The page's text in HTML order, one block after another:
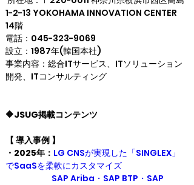
1-2-13 YOKOHAMA INNOVATION CENTER
14階
電話：045-323-9069
設立：1987年(韓国本社)
事業内容：総合ITサービス、ITソリューション
開発、ITコンサルティング
🔶JSUG掲載コンテンツ
【 導入事例 】
・2025年： LG CNSが実現した「SINGLEX」
でSaaSを柔軟にカスタマイズ
SAP Ariba・SAP BTP・SAP